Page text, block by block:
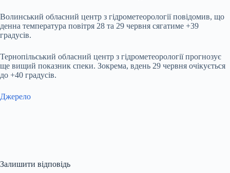
Волинський обласний центр з гідрометеорології повідомив, що
денна температура повітря 28 та 29 червня сягатиме +39
градусів.
Тернопільський обласний центр з гідрометеорології прогнозує
ще вищий показник спеки. Зокрема, вдень 29 червня очікується
до +40 градусів.
Джерело
Залишити відповідь